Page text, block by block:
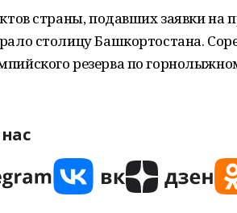
страны, подавших заявки на
столицу Башкортостана.
резерва по